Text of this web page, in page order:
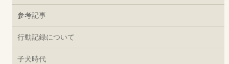
参考記事
行動記録について
子犬時代